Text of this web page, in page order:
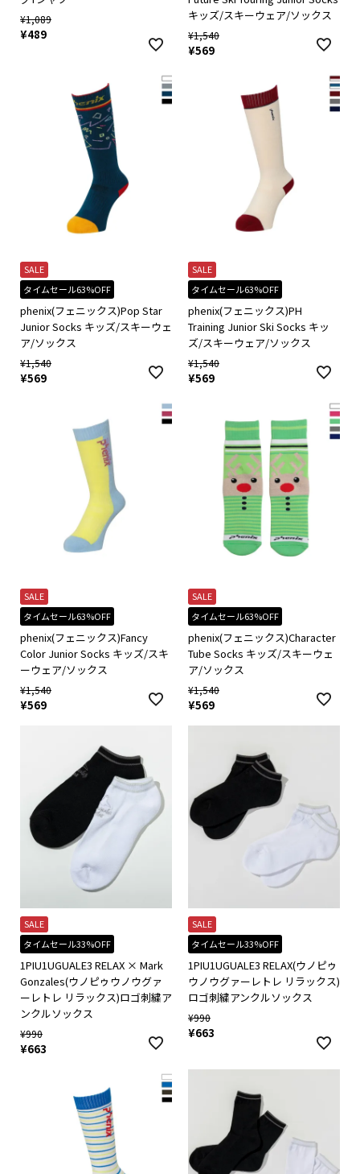
¥1,089
¥489
キッズ/スキーウェア/ソックス
¥1,540
¥569
SALE
タイムセール63%OFF
phenix(フェニックス)Pop Star
Junior Socks キッズ/スキーウェ
ア/ソックス
¥1,540
¥569
SALE
タイムセール63%OFF
phenix(フェニックス)PH
Training Junior Ski Socks キッ
ズ/スキーウェア/ソックス
¥1,540
¥569
SALE
タイムセール63%OFF
phenix(フェニックス)Fancy
Color Junior Socks キッズ/スキ
ーウェア/ソックス
¥1,540
¥569
SALE
タイムセール63%OFF
phenix(フェニックス)Character
Tube Socks キッズ/スキーウェ
ア/ソックス
¥1,540
¥569
SALE
タイムセール33%OFF
1PIU1UGUALE3 RELAX × Mark
Gonzales(ウノピゥウノウグァ
ーレトレ リラックス)ロゴ刺繍ア
ンクルソックス
¥990
¥663
SALE
タイムセール33%OFF
1PIU1UGUALE3 RELAX(ウノピゥ
ウノウグァーレトレ リラックス)
ロゴ刺繍アンクルソックス
¥990
¥663